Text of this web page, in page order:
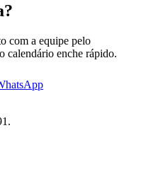
com a equipe pelo
calendário enche rápido.